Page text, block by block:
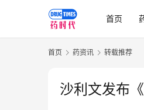
首页
首页 药资讯 转载推荐
沙利文发布